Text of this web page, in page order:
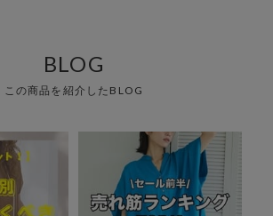
BLOG
この商品を紹介したBLOG